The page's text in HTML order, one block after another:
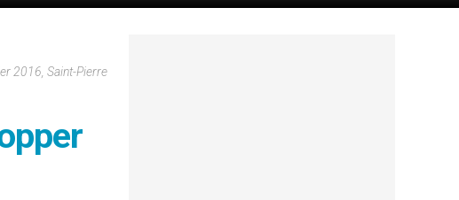
2016, Saint-Pierre